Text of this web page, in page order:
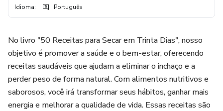
Idioma: Português
No livro "50 Receitas para Secar em Trinta Dias", nosso
objetivo é promover a saúde e o bem-estar, oferecendo
receitas saudáveis que ajudam a eliminar o inchaço e a
perder peso de forma natural. Com alimentos nutritivos e
saborosos, você irá transformar seus hábitos, ganhar mais
energia e melhorar a qualidade de vida. Essas receitas são